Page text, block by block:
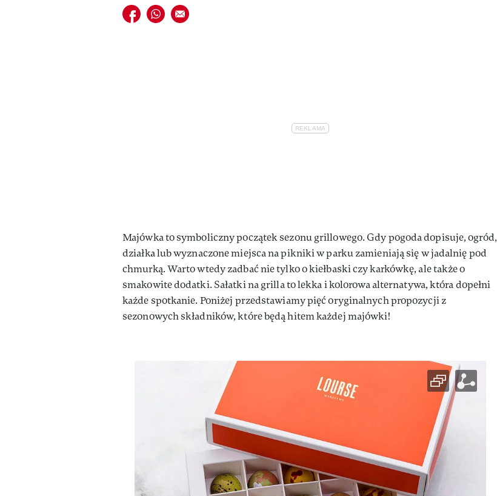
Udostępnij na facebook
Udostępnij na whatsapp
E-mail do przyjaciela
Majówka to symboliczny początek sezonu grillowego. Gdy pogoda dopisuje, ogród,
działka lub wyznaczone miejsca na pikniki w parku zamieniają się w jadalnię pod
chmurką. Warto wtedy zadbać nie tylko o kiełbaski czy karkówkę, ale także o
smakowite dodatki. Sałatki na grilla to lekka i kolorowa alternatywa, która dopełni
każde spotkanie. Poniżej przedstawiamy pięć oryginalnych propozycji z
sezonowych składników, które będą hitem każdej majówki!